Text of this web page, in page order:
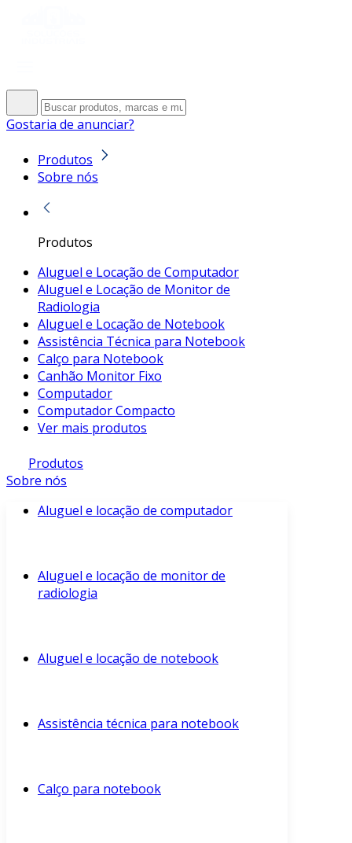
Gostaria de anunciar?
Produtos
Sobre nós
Produtos
Aluguel e Locação de Computador
Aluguel e Locação de Monitor de
Radiologia
Aluguel e Locação de Notebook
Assistência Técnica para Notebook
Calço para Notebook
Canhão Monitor Fixo
Computador
Computador Compacto
Ver mais produtos
Produtos
Sobre nós
Aluguel e locação de computador
Aluguel e locação de monitor de
radiologia
Aluguel e locação de notebook
Assistência técnica para notebook
Calço para notebook